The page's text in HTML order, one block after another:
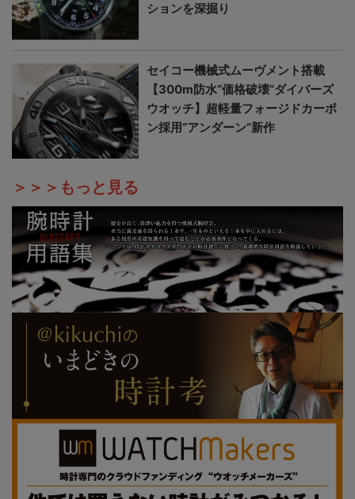
ションを深掘り
セイコー機械式ムーヴメント搭載
【300m防水“価格破壊”ダイバーズ
ウオッチ】超軽量フォージドカーボ
ン採用“アンダーン”新作
＞＞＞もっと見る